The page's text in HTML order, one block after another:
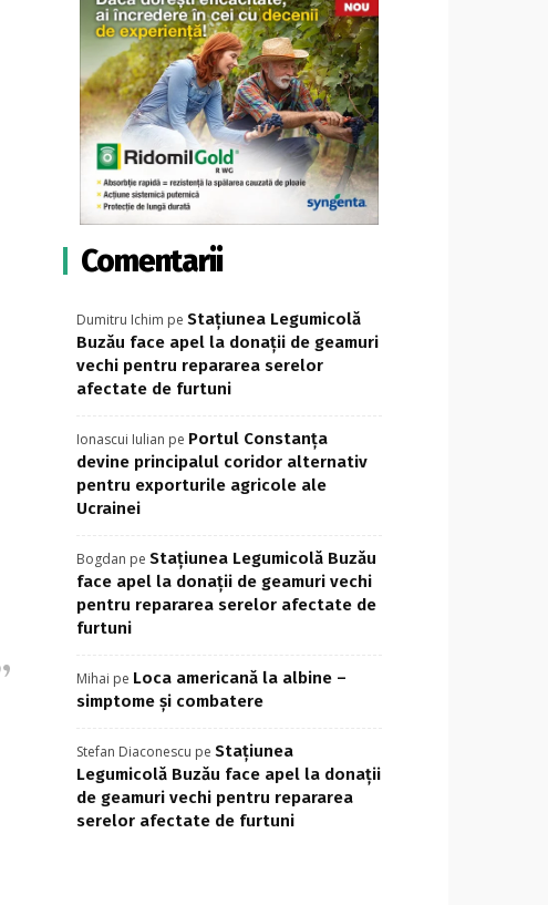
Comentarii
Dumitru Ichim pe Stațiunea Legumicolă
Buzău face apel la donații de geamuri
vechi pentru repararea serelor
afectate de furtuni
Ionascui Iulian pe Portul Constanța
devine principalul coridor alternativ
pentru exporturile agricole ale
Ucrainei
Bogdan pe Stațiunea Legumicolă Buzău
face apel la donații de geamuri vechi
pentru repararea serelor afectate de
furtuni
Mihai pe Loca americană la albine –
simptome și combatere
Stefan Diaconescu pe Stațiunea
Legumicolă Buzău face apel la donații
de geamuri vechi pentru repararea
serelor afectate de furtuni